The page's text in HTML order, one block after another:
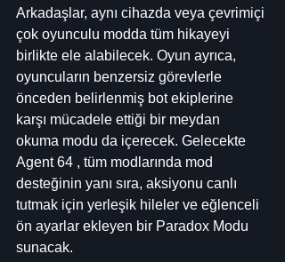
Arkadaşlar, aynı cihazda veya çevrimiçi
çok oyunculu modda tüm hikayeyi
birlikte ele alabilecek. Oyun ayrıca,
oyuncuların benzersiz görevlerle
önceden belirlenmiş bot ekiplerine
karşı mücadele ettiği bir meydan
okuma modu da içerecek. Gelecekte
Agent 64 , tüm modlarında mod
desteğinin yanı sıra, aksiyonu canlı
tutmak için yerleşik hileler ve eğlenceli
ön ayarlar ekleyen bir Paradox Modu
sunacak.